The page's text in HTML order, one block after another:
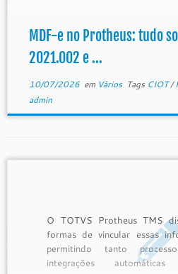
MDF-e no Protheus: tudo
2021.002 e ...
10/07/2026em Vários Tags CIOT/
admin
O TOTVS Protheus TMS
formas de vincular essas
permitindo tanto
integrações